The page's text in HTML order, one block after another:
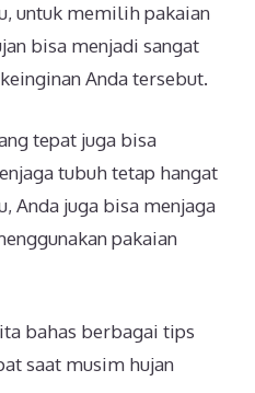
untuk memilih pakaian
bisa menjadi sangat
Anda tersebut.
tepat juga bisa
tubuh tetap hangat
Anda juga bisa menjaga
pakaian
bahas berbagai tips
saat musim hujan